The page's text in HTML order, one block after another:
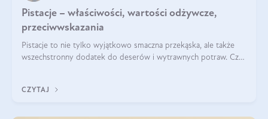
Pistacje – właściwości, wartości odżywcze,
przeciwwskazania
Pistacje to nie tylko wyjątkowo smaczna przekąska, ale także
wszechstronny dodatek do deserów i wytrawnych potraw. Czy
CZYTAJ